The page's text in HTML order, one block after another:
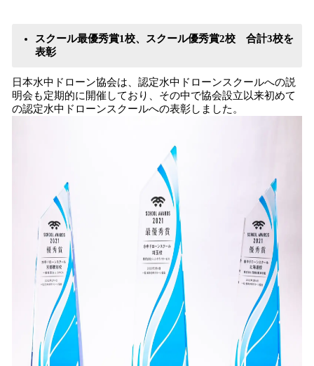
スクール最優秀賞1校、スクール優秀賞2校 合計3校を
表彰
日本水中ドローン協会は、認定水中ドローンスクールへの説
明会も定期的に開催しており、その中で協会設立以来初めて
の認定水中ドローンスクールへの表彰しました。